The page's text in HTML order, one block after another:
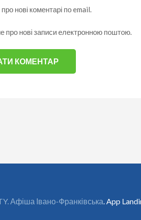
нові коментарі по email.
про нові записи електронною поштою.
Афіша Івано-Франківська. App